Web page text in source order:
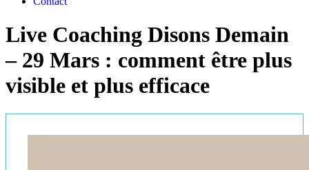
Live Coaching Disons Demain
– 29 Mars : comment être plus
visible et plus efficace